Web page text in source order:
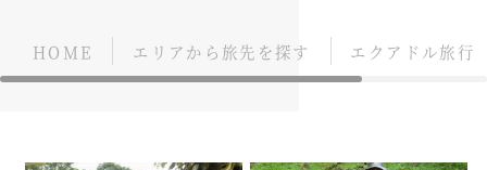
HOME エリアから旅先を探す エクアドル旅行